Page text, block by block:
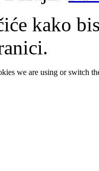
kako
we are using or switch